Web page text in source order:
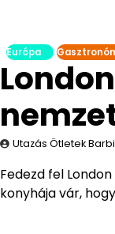
Európa
Utazás Ötletek
Fedezd fel
konyhája vár,